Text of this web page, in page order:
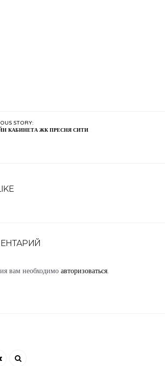
STORY:
КАБИНЕТА ЖК ПРЕСНЯ СИТИ
вам необходимо авторизоваться.